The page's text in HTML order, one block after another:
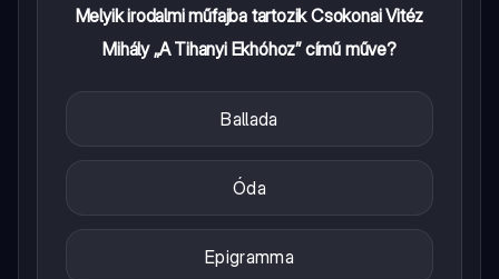
Melyik irodalmi műfajba tartozik Csokonai Vitéz
Mihály „A Tihanyi Ekhóhoz” című műve?
Ballada
Óda
Epigramma